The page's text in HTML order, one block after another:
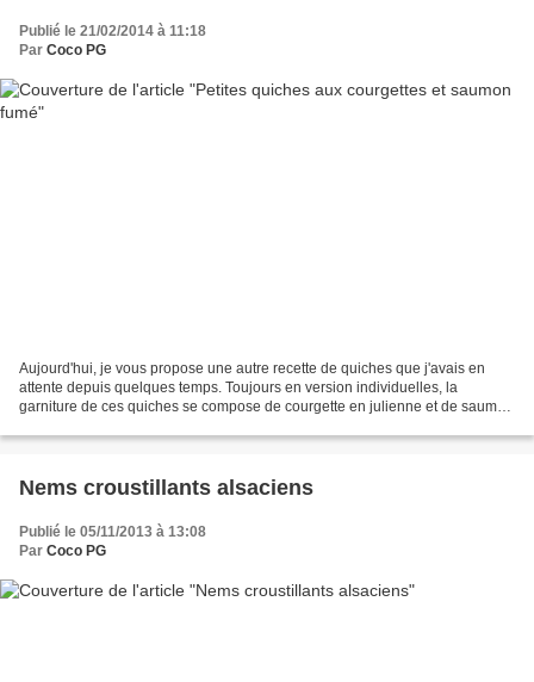
Publié le 21/02/2014 à 11:18
Par Coco PG
Aujourd'hui, je vous propose une autre recette de quiches que j'avais en
attente depuis quelques temps. Toujours en version individuelles, la
garniture de ces quiches se compose de courgette en julienne et de saumon
Nems croustillants alsaciens
Publié le 05/11/2013 à 13:08
Par Coco PG